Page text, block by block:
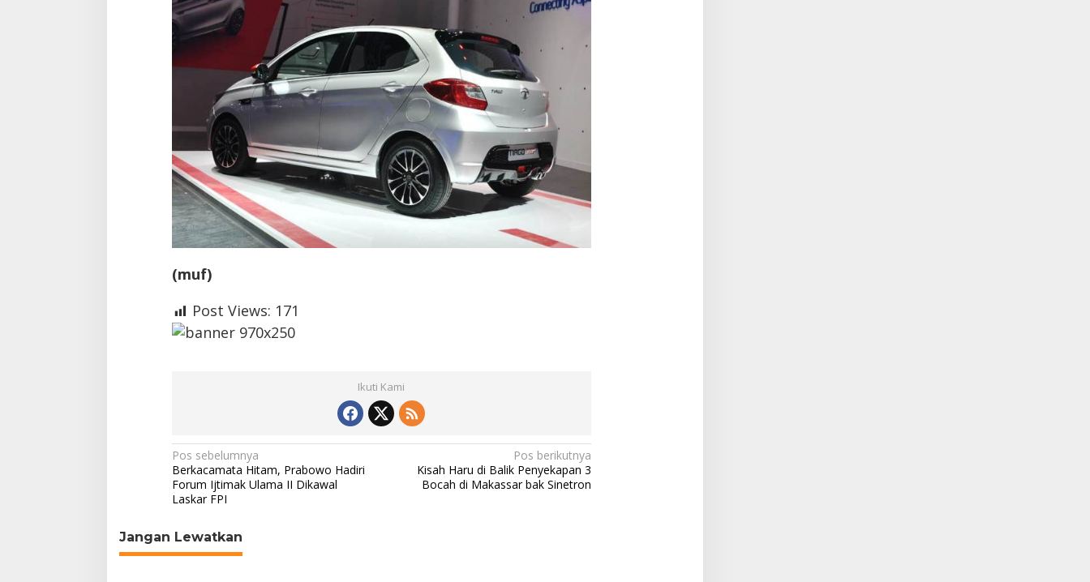
(muf)
Post Views: 171
Ikuti Kami
N
a
v
i
g
Pos sebelumnya
Berkacamata Hitam, Prabowo Hadiri
Forum Ijtimak Ulama II Dikawal
Laskar FPI
Pos berikutnya
Kisah Haru di Balik Penyekapan 3
Bocah di Makassar bak Sinetron
Jangan Lewatkan